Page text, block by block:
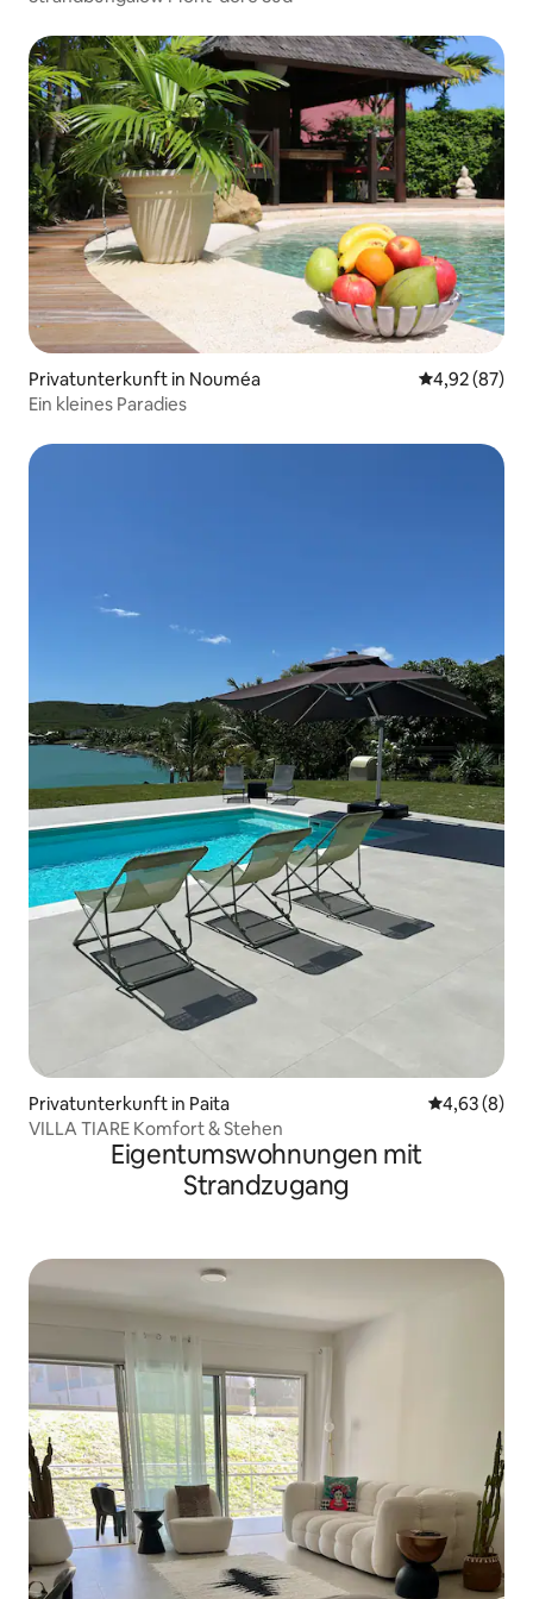
Privatunterkunft in Nouméa
4,92 (87)
Ein kleines Paradies
Privatunterkunft in Paita
4,63 (8)
VILLA TIARE Komfort & Stehen
Eigentumswohnungen mit
Strandzugang